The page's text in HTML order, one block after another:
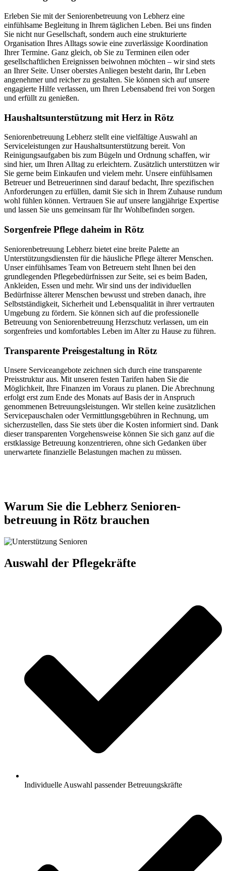
Erleben Sie mit der Seniorenbetreuung von Lebherz eine
einfühlsame Begleitung in Ihrem täglichen Leben. Bei uns finden
Sie nicht nur Gesellschaft, sondern auch eine strukturierte
Organisation Ihres Alltags sowie eine zuverlässige Koordination
Ihrer Termine. Ganz gleich, ob Sie zu Terminen eilen oder
gesellschaftlichen Ereignissen beiwohnen möchten – wir sind stets
an Ihrer Seite. Unser oberstes Anliegen besteht darin, Ihr Leben
angenehmer und reicher zu gestalten. Sie können sich auf unsere
engagierte Hilfe verlassen, um Ihren Lebensabend frei von Sorgen
und erfüllt zu genießen.
Haushalts­unterstützung mit Herz in Rötz
Seniorenbetreuung Lebherz stellt eine vielfältige Auswahl an
Serviceleistungen zur Haushaltsunterstützung bereit. Von
Reinigungsaufgaben bis zum Bügeln und Ordnung schaffen, wir
sind hier, um Ihren Alltag zu erleichtern. Zusätzlich unterstützen wir
Sie gerne beim Einkaufen und vielem mehr. Unsere einfühlsamen
Betreuer und Betreuerinnen sind darauf bedacht, Ihre spezifischen
Anforderungen zu erfüllen, damit Sie sich in Ihrem Zuhause rundum
wohl fühlen können. Vertrauen Sie auf unsere langjährige Expertise
und lassen Sie uns gemeinsam für Ihr Wohlbefinden sorgen.
Sorgenfreie Pflege daheim in Rötz
Seniorenbetreuung Lebherz bietet eine breite Palette an
Unterstützungsdiensten für die häusliche Pflege älterer Menschen.
Unser einfühlsames Team von Betreuern steht Ihnen bei den
grundlegenden Pflegebedürfnissen zur Seite, sei es beim Baden,
Ankleiden, Essen und mehr. Wir sind uns der individuellen
Bedürfnisse älterer Menschen bewusst und streben danach, ihre
Selbstständigkeit, Sicherheit und Lebensqualität in ihrer vertrauten
Umgebung zu fördern. Sie können sich auf die professionelle
Betreuung von Seniorenbetreuung Herzschutz verlassen, um ein
sorgenfreies und komfortables Leben im Alter zu Hause zu führen.
Transparente Preisgestaltung in Rötz
Unsere Serviceangebote zeichnen sich durch eine transparente
Preisstruktur aus. Mit unseren festen Tarifen haben Sie die
Möglichkeit, Ihre Finanzen im Voraus zu planen. Die Abrechnung
erfolgt erst zum Ende des Monats auf Basis der in Anspruch
genommenen Betreuungsleistungen. Wir stellen keine zusätzlichen
Servicepauschalen oder Vermittlungsgebühren in Rechnung, um
sicherzustellen, dass Sie stets über die Kosten informiert sind. Dank
dieser transparenten Vorgehensweise können Sie sich ganz auf die
erstklassige Betreuung konzentrieren, ohne sich Gedanken über
unerwartete finanzielle Belastungen machen zu müssen.
Warum Sie die Lebherz Senioren­
betreuung in Rötz brauchen
Auswahl der Pflegekräfte
Individuelle Auswahl passender Betreuungskräfte